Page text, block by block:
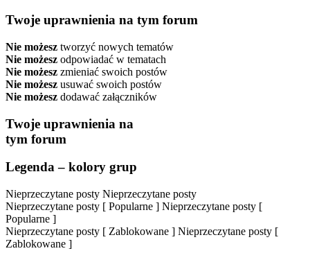
Twoje uprawnienia na tym forum
Nie możesz tworzyć nowych tematów
Nie możesz odpowiadać w tematach
Nie możesz zmieniać swoich postów
Nie możesz usuwać swoich postów
Nie możesz dodawać załączników
Twoje uprawnienia na
tym forum
Legenda – kolory grup
Nieprzeczytane posty Nieprzeczytane posty
Nieprzeczytane posty [ Popularne ] Nieprzeczytane posty [
Popularne ]
Nieprzeczytane posty [ Zablokowane ] Nieprzeczytane posty [
Zablokowane ]